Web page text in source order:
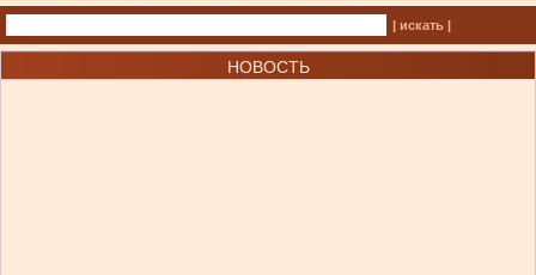
| искать |
НОВОСТЬ